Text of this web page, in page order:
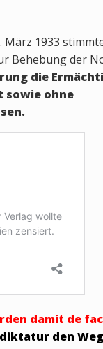
März 1933
Behebung der
die
sowie ohne
damit de
den Weg